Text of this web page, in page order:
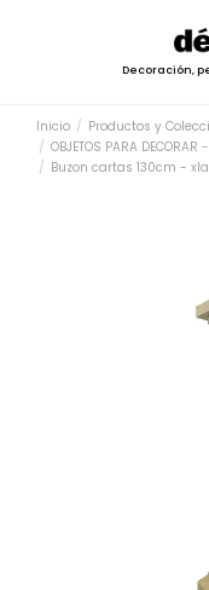
Decoración,
Inicio
Productos y
OBJETOS PARA
Buzon cartas 130cm -